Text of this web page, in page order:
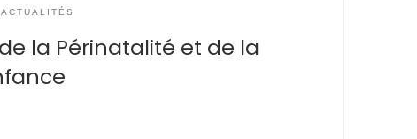
ACTUALITÉS
la Périnatalité et de la